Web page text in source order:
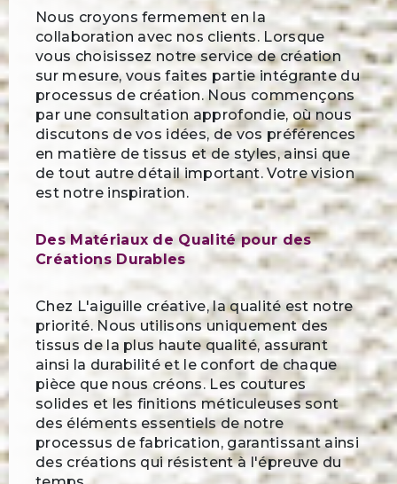
Nous croyons fermement en la
collaboration avec nos clients. Lorsque
vous choisissez notre service de création
sur mesure, vous faites partie intégrante du
processus de création. Nous commençons
par une consultation approfondie, où nous
discutons de vos idées, de vos préférences
en matière de tissus et de styles, ainsi que
de tout autre détail important. Votre vision
est notre inspiration.
Des Matériaux de Qualité pour des
Créations Durables
Chez L'aiguille créative, la qualité est notre
priorité. Nous utilisons uniquement des
tissus de la plus haute qualité, assurant
ainsi la durabilité et le confort de chaque
pièce que nous créons. Les coutures
solides et les finitions méticuleuses sont
des éléments essentiels de notre
processus de fabrication, garantissant ainsi
des créations qui résistent à l'épreuve du